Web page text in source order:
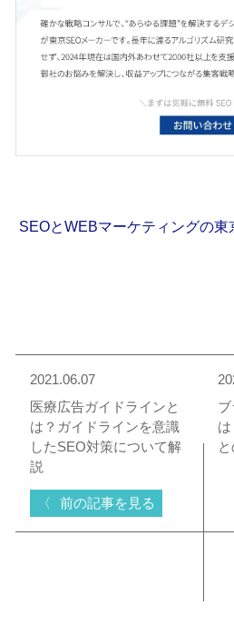
SEOとWEBマーケティングの
2021.06.07
医療広告ガイドラインと
は？ガイドラインを意識
したSEO対策について解
説
前の記事を見る